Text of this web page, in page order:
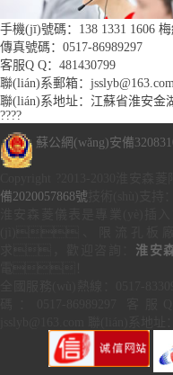
手機(jī)號碼：138 1331 1606
傳真號碼：0517-86989297
客服Q Q：481430799
聯(lián)系郵箱：jsslyb@163.com
聯(lián)系地址：江蘇省淮安金
????
蘇公網(wǎng)安備
備2020057868號
淮安